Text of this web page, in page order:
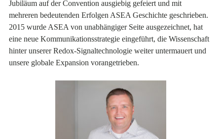
Jubiläum auf der Convention ausgiebig gefeiert und mit
mehreren bedeutenden Erfolgen ASEA Geschichte geschrieben.
2015 wurde ASEA von unabhängiger Seite ausgezeichnet, hat
eine neue Kommunikationsstrategie eingeführt, die Wissenschaft
hinter unserer Redox-Signaltechnologie weiter untermauert und
unsere globale Expansion vorangetrieben.